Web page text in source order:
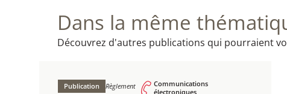
Dans la même
Découvrez d'autres publications qui pourraient
Publication Règlement
Communications
électroniques